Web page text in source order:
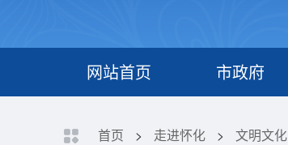
网站首页 市政府
首页 > 走进怀化 > 文明文化